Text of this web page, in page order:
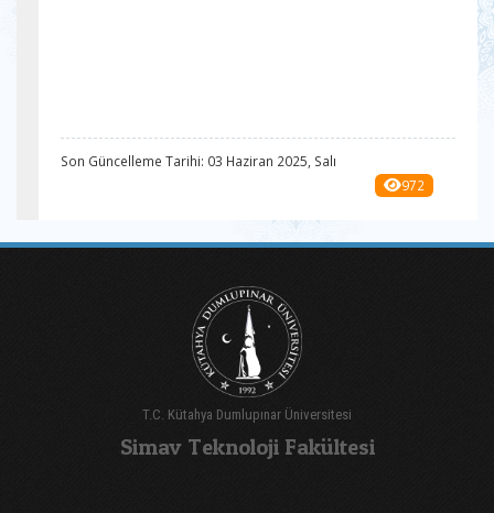
Son Güncelleme Tarihi: 03 Haziran 2025, Salı
972
T.C. Kütahya Dumlupınar Üniversitesi
Simav Teknoloji Fakültesi